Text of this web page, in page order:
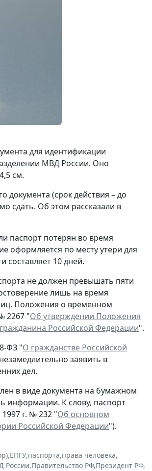
для идентификации
МВД России. Оно
см.
документа (срок действия – до
сдать. Об этом рассказали в
паспорт потерян во время
оформляется по месту утери для
составляет 10 дней.
не должен превышать пяти
лишь на время
Положения о временном
2267 "Об утверждении Положения
Российской Федерации".
ФЗ "О гражданстве Российской
заявить в
дел.
в виде документа на бумажном
информации. К слову, паспорт
г. № 232 "Об основном
Российской Федерации").
,ЕПГУ,паспорта,права человека,
России,Правительство РФ,Президент РФ,